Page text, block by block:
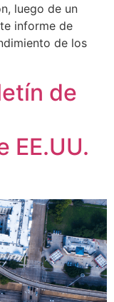
luego de un
informe de
de los
de
EE.UU.